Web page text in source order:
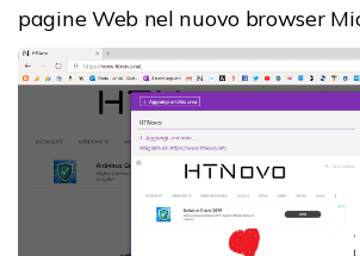
pagine Web nel nuovo browser